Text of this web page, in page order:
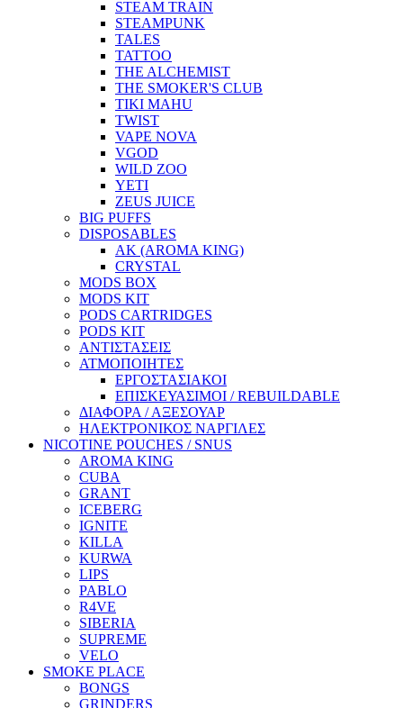
STEAM TRAIN
STEAMPUNK
TALES
TATTOO
THE ALCHEMIST
THE SMOKER'S CLUB
TIKI MAHU
TWIST
VAPE NOVA
VGOD
WILD ZOO
YETI
ZEUS JUICE
BIG PUFFS
DISPOSABLES
AK (AROMA KING)
CRYSTAL
MODS BOX
MODS KIT
PODS CARTRIDGES
PODS KIT
ΑΝΤΙΣΤΑΣΕΙΣ
ΑΤΜΟΠΟΙΗΤΕΣ
ΕΡΓΟΣΤΑΣΙΑΚΟΙ
ΕΠΙΣΚΕΥΑΣΙΜΟΙ / REBUILDABLE
ΔΙΑΦΟΡΑ / ΑΞΕΣΟΥΑΡ
ΗΛΕΚΤΡΟΝΙΚΟΣ ΝΑΡΓΙΛΕΣ
NICOTINE POUCHES / SNUS
AROMA KING
CUBA
GRANT
ICEBERG
IGNITE
KILLA
KURWA
LIPS
PABLO
R4VE
SIBERIA
SUPREME
VELO
SMOKE PLACE
BONGS
GRINDERS